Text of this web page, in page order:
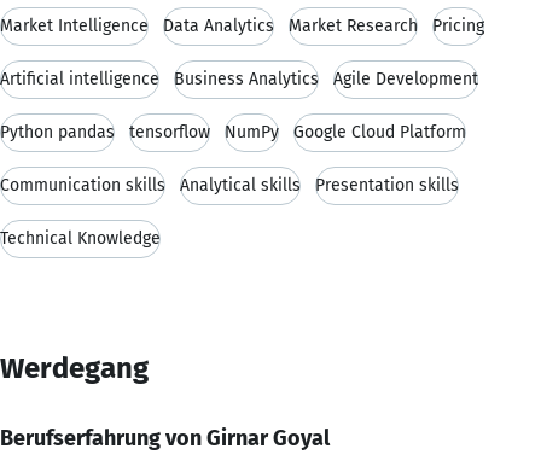
Market Intelligence Data Analytics Market Research Pricing
Artificial intelligence Business Analytics Agile Development
Python pandas tensorflow NumPy Google Cloud Platform
Communication skills Analytical skills Presentation skills
Technical Knowledge
Werdegang
Berufserfahrung von Girnar Goyal